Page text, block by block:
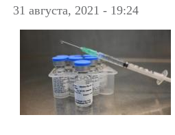
31 августа, 2021 - 19:24